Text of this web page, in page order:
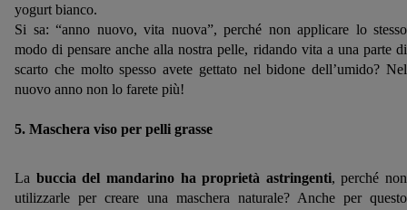
yogurt bianco.
Si sa: “anno nuovo, vita nuova”, perché non applicare lo stesso
modo di pensare anche alla nostra pelle, ridando vita a una parte di
scarto che molto spesso avete gettato nel bidone dell’umido? Nel
nuovo anno non lo farete più!
5. Maschera viso per pelli grasse
La buccia del mandarino ha proprietà astringenti, perché non
utilizzarle per creare una maschera naturale? Anche per questo